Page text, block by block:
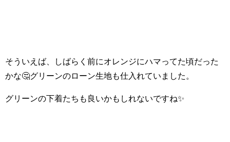
そういえば、しばらく前にオレンジにハマってた頃だった
かな🤔グリーンのローン生地も仕入れていました。
グリーンの下着たちも良いかもしれないですね✨